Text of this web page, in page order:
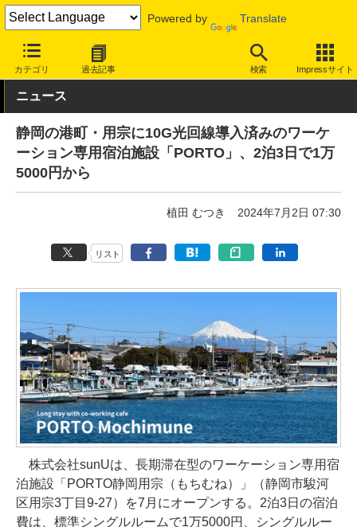
Powered by Translate
カテゴリ 過去記事 検索 Impressサイト
INTERNET Watch トピック ワーケーション
ニュース
静岡の港町・用宗に10G光回線導入済みのワーケ
ーション専用宿泊施設「PORTO」、2泊3日で1万
5000円から
植田 むつき 2024年7月2日 07:30
リスト
株式会社sunUは、長期滞在型のワーケーション専用宿
泊施設「PORTO静岡用宗（もちむね）」（静岡市駿河
区用宗3丁目9-27）を7月にオープンする。2泊3日の宿泊
費は、標準シングルルームで1万5000円、シングルルー